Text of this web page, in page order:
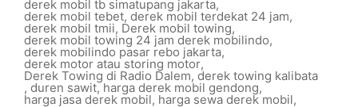
derek mobil tb simatupang jakarta,
derek mobil tebet, derek mobil terdekat 24 jam,
derek mobil tmii, Derek mobil towing,
derek mobil towing 24 jam derek mobilindo,
derek mobilindo pasar rebo jakarta,
derek motor atau storing motor,
Derek Towing di Radio Dalem, derek towing kalibata
, duren sawit,harga derek mobil gendong,
harga jasa derek mobil, harga sewa derek mobil,